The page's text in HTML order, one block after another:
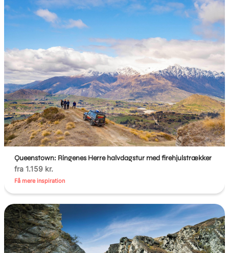
Queenstown: Ringenes Herre halvdagstur med firehjulstrækker
fra 1.159 kr.
Få mere inspiration